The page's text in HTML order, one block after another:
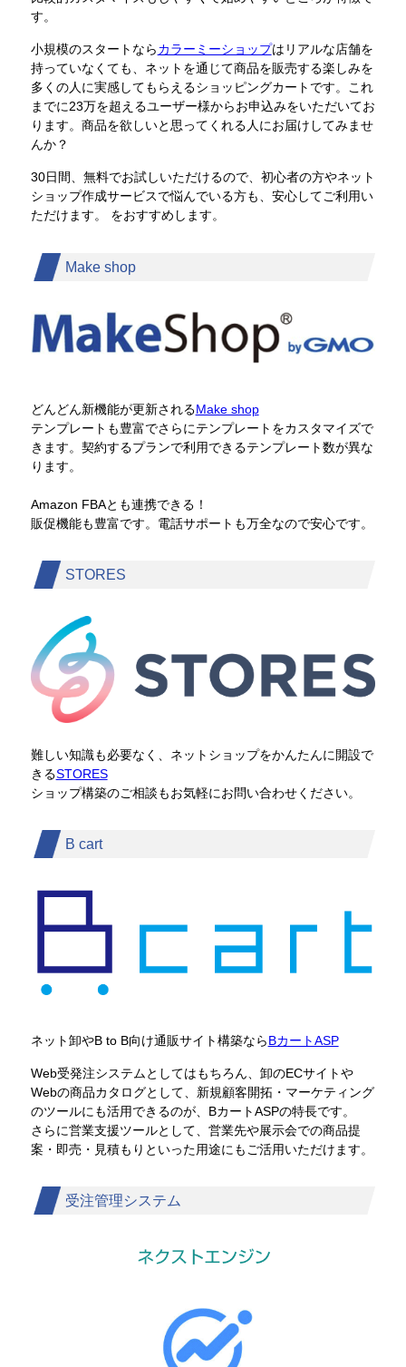
す。
小規模のスタートならカラーミーショップはリアルな店舗を
持っていなくても、ネットを通じて商品を販売する楽しみを
多くの人に実感してもらえるショッピングカートです。これ
までに23万を超えるユーザー様からお申込みをいただいてお
ります。商品を欲しいと思ってくれる人にお届けしてみませ
んか？
30日間、無料でお試しいただけるので、初心者の方やネット
ショップ作成サービスで悩んでいる方も、安心してご利用い
ただけます。 をおすすめします。
Make shop
どんどん新機能が更新されるMake shop
テンプレートも豊富でさらにテンプレートをカスタマイズで
きます。契約するプランで利用できるテンプレート数が異な
ります。
Amazon FBAとも連携できる！
販促機能も豊富です。電話サポートも万全なので安心です。
STORES
難しい知識も必要なく、ネットショップをかんたんに開設で
きるSTORES
ショップ構築のご相談もお気軽にお問い合わせください。
B cart
ネット卸やB to B向け通販サイト構築ならBカートASP
Web受発注システムとしてはもちろん、卸のECサイトや
Webの商品カタログとして、新規顧客開拓・マーケティング
のツールにも活用できるのが、BカートASPの特長です。
さらに営業支援ツールとして、営業先や展示会での商品提
案・即売・見積もりといった用途にもご活用いただけます。
受注管理システム